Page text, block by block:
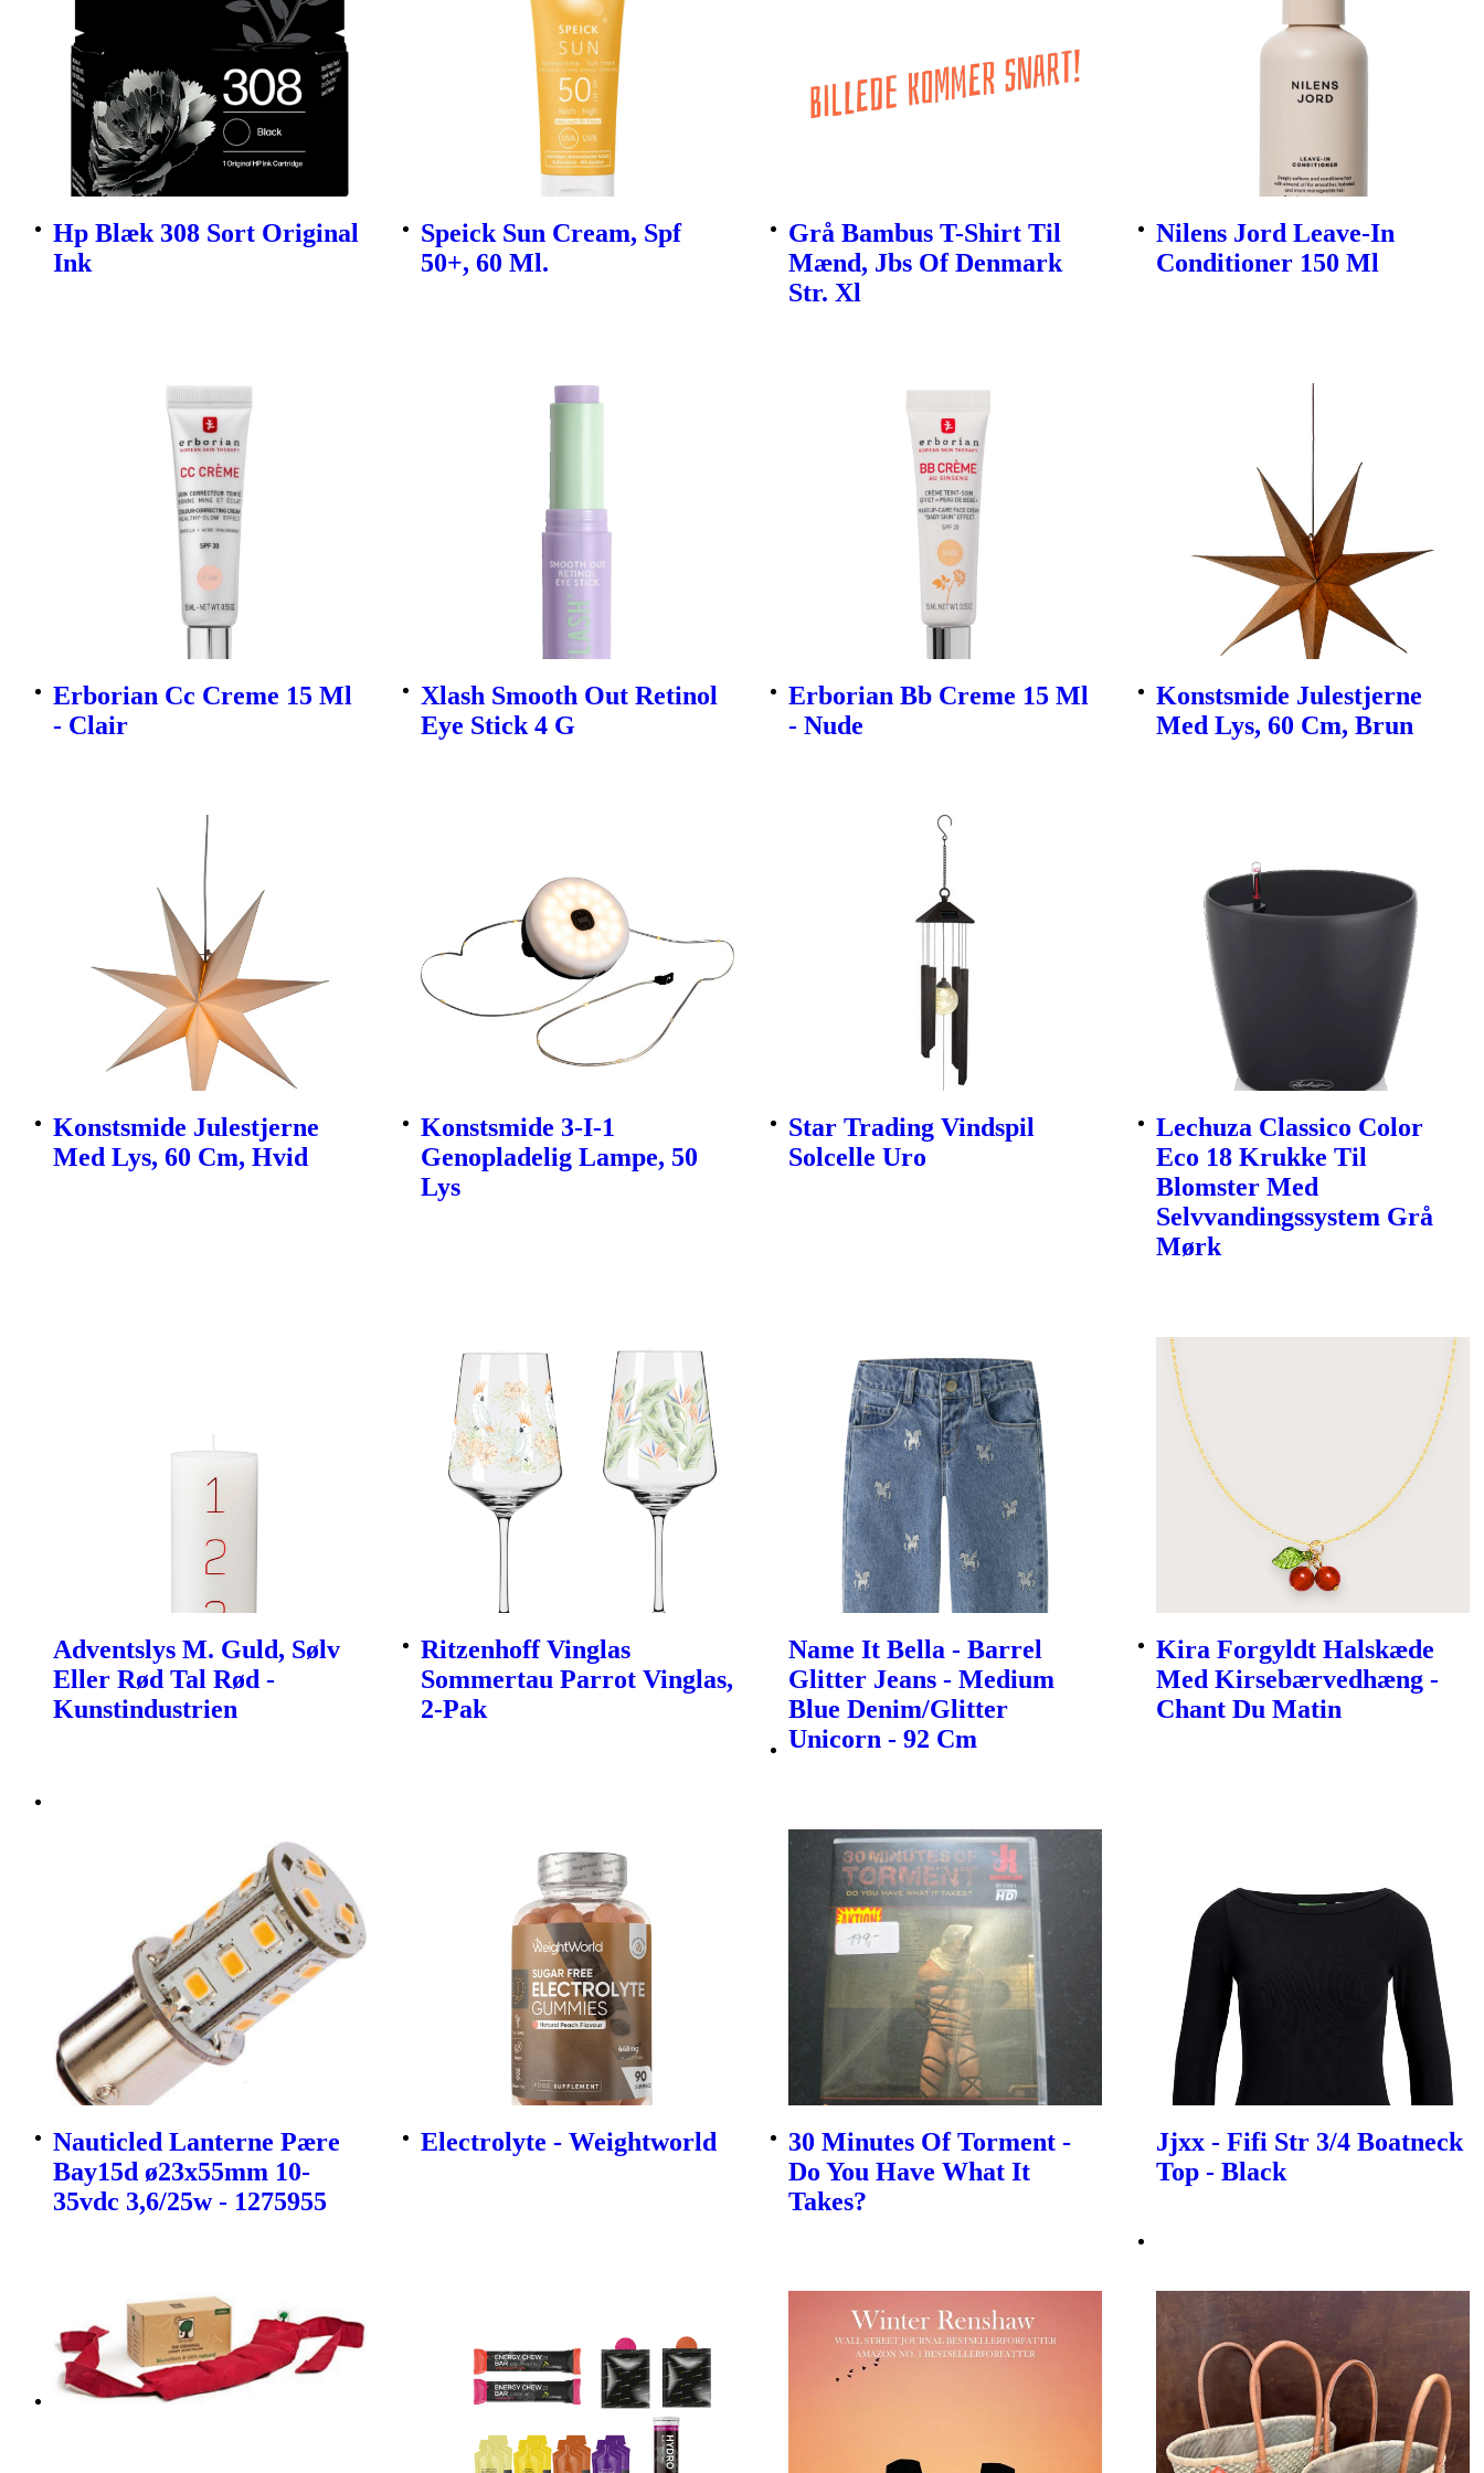
Hp Blæk 308 Sort Original
Ink
Speick Sun Cream, Spf
50+, 60 Ml.
Grå Bambus T-Shirt Til
Mænd, Jbs Of Denmark
Str. Xl
Nilens Jord Leave-In
Conditioner 150 Ml
Erborian Cc Creme 15 Ml
- Clair
Xlash Smooth Out Retinol
Eye Stick 4 G
Erborian Bb Creme 15 Ml
- Nude
Konstsmide Julestjerne
Med Lys, 60 Cm, Brun
Konstsmide Julestjerne
Med Lys, 60 Cm, Hvid
Konstsmide 3-I-1
Genopladelig Lampe, 50
Lys
Star Trading Vindspil
Solcelle Uro
Lechuza Classico Color
Eco 18 Krukke Til
Blomster Med
Selvvandingssystem Grå
Mørk
Adventslys M. Guld, Sølv
Eller Rød Tal Rød -
Kunstindustrien
Ritzenhoff Vinglas
Sommertau Parrot Vinglas,
2-Pak
Name It Bella - Barrel
Glitter Jeans - Medium
Blue Denim/Glitter
Unicorn - 92 Cm
Kira Forgyldt Halskæde
Med Kirsebærvedhæng -
Chant Du Matin
Nauticled Lanterne Pære
Bay15d ø23x55mm 10-
35vdc 3,6/25w - 1275955
Electrolyte - Weightworld
30 Minutes Of Torment -
Do You Have What It
Takes?
Jjxx - Fifi Str 3/4 Boatneck
Top - Black